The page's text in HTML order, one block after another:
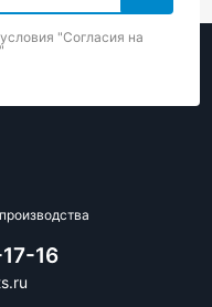
"Cогласия на
16